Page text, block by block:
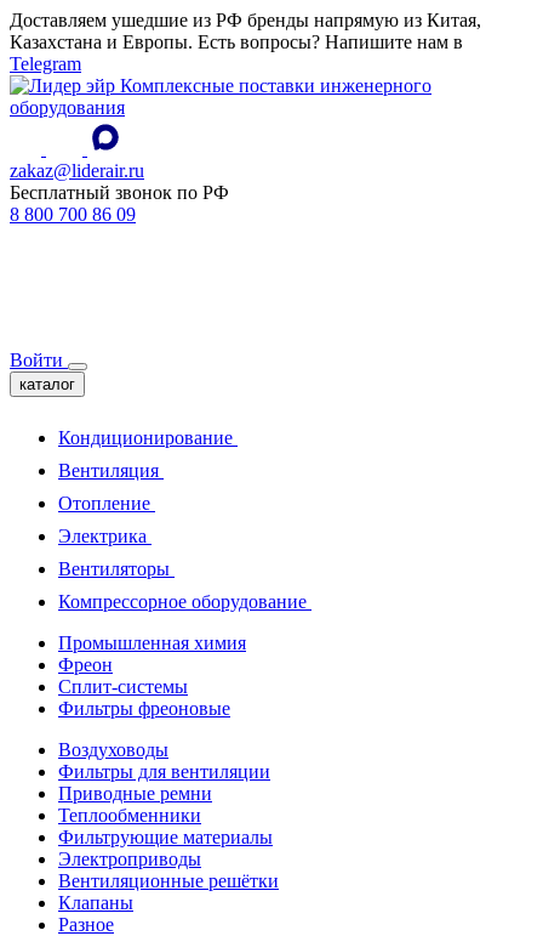
Доставляем ушедшие из РФ бренды напрямую из Китая,
Казахстана и Европы. Есть вопросы? Напишите нам в
Telegram
Комплексные поставки инженерного
оборудования
zakaz@liderair.ru
Бесплатный звонок по РФ
8 800 700 86 09
Войти
каталог
Кондиционирование
Вентиляция
Отопление
Электрика
Вентиляторы
Компрессорное оборудование
Промышленная химия
Фреон
Сплит-системы
Фильтры фреоновые
Воздуховоды
Фильтры для вентиляции
Приводные ремни
Теплообменники
Фильтрующие материалы
Электроприводы
Вентиляционные решётки
Клапаны
Разное